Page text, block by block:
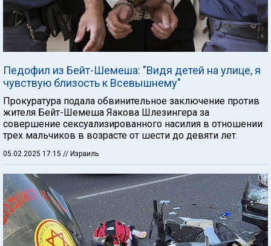
Педофил из Бейт-Шемеша: "Видя детей на улице, я
чувствую близость к Всевышнему"
Прокуратура подала обвинительное заключение против
жителя Бейт-Шемеша Яакова Шлезингера за
совершение сексуализированного насилия в отношении
трех мальчиков в возрасте от шести до девяти лет.
05.02.2025 17:15 // Израиль